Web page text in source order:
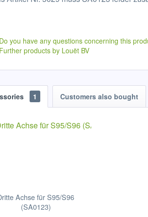
Do you have any questions concerning this
Further products by Louët BV
1 Customers also bought
Achse für S95/S96
(SA0123)